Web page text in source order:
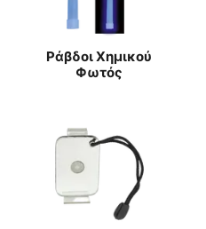
Ράβδοι Χημικού
Φωτός